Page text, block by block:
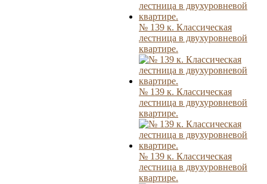
№ 139 к. Классическая
лестница в двухуровневой
квартире.
№ 139 к. Классическая
лестница в двухуровневой
квартире.
№ 139 к. Классическая
лестница в двухуровневой
квартире.